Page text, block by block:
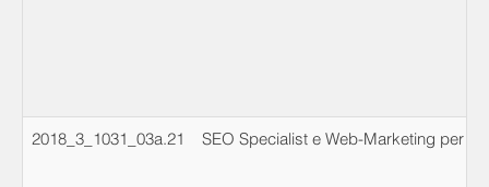
2018_3_1031_03a.21 SEO Specialist e Web-Marketing per